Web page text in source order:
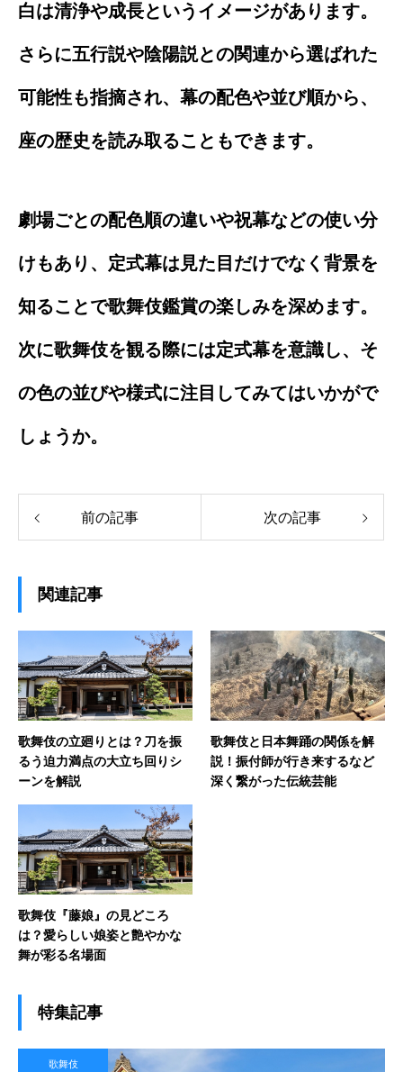
白は清浄や成長というイメージがあります。
さらに五行説や陰陽説との関連から選ばれた
可能性も指摘され、幕の配色や並び順から、
座の歴史を読み取ることもできます。
劇場ごとの配色順の違いや祝幕などの使い分
けもあり、定式幕は見た目だけでなく背景を
知ることで歌舞伎鑑賞の楽しみを深めます。
次に歌舞伎を観る際には定式幕を意識し、そ
の色の並びや様式に注目してみてはいかがで
しょうか。
前の記事 次の記事
関連記事
歌舞伎の立廻りとは？刀を振
るう迫力満点の大立ち回りシ
ーンを解説
歌舞伎と日本舞踊の関係を解
説！振付師が行き来するなど
深く繋がった伝統芸能
歌舞伎『藤娘』の見どころ
は？愛らしい娘姿と艶やかな
舞が彩る名場面
特集記事
歌舞伎